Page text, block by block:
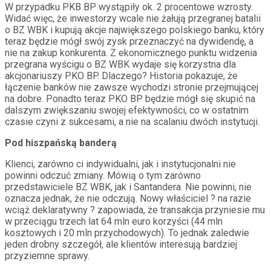
W przypadku PKB BP wystąpiły ok. 2 procentowe wzrosty.
Widać więc, że inwestorzy wcale nie żałują przegranej batalii
o BZ WBK i kupują akcje największego polskiego banku, który
teraz będzie mógł swój zysk przeznaczyć na dywidendę, a
nie na zakup konkurenta. Z ekonomicznego punktu widzenia
przegrana wyścigu o BZ WBK wydaje się korzystna dla
akcjonariuszy PKO BP. Dlaczego? Historia pokazuje, że
łączenie banków nie zawsze wychodzi stronie przejmującej
na dobre. Ponadto teraz PKO BP będzie mógł się skupić na
dalszym zwiększaniu swojej efektywności, co w ostatnim
czasie czyni z sukcesami, a nie na scalaniu dwóch instytucji.
Pod hiszpańską banderą
Klienci, zarówno ci indywidualni, jak i instytucjonalni nie
powinni odczuć zmiany. Mówią o tym zarówno
przedstawiciele BZ WBK, jak i Santandera. Nie powinni, nie
oznacza jednak, że nie odczują. Nowy właściciel ? na razie
wciąż deklaratywny ? zapowiada, że transakcja przyniesie mu
w przeciągu trzech lat 64 mln euro korzyści (44 mln
kosztowych i 20 mln przychodowych). To jednak zaledwie
jeden drobny szczegół, ale klientów interesują bardziej
przyziemne sprawy.